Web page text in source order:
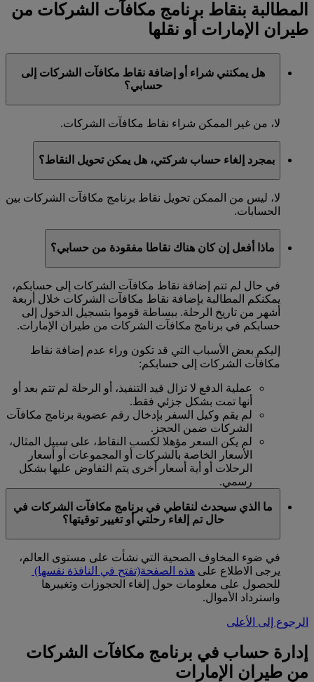
المطالبة بنقاط برنامج مكافآت الشركات من
طيران الإمارات أو نقلها
هل يمكنني شراء أو إضافة نقاط مكافآت الشركات إلى
حسابي؟
لا، من غير الممكن شراء نقاط مكافآت الشركات.
بمجرد إلغاء حساب شركتي، هل يمكن تحويل النقاط؟
لا، ليس من الممكن تحويل نقاط برنامج مكافآت الشركات بين
الحسابات.
ماذا أفعل إن كان هناك نقاطا مفقودة من حسابي؟
في حال لم تتم إضافة نقاط مكافآت الشركات إلى حسابكم،
يمكنكم المطالبة بإضافة نقاط مكافآت الشركات خلال أربعة
أشهر من تاريخ الرحلة. ببساطة قوموا بتسجيل الدخول إلى
حسابكم في برنامج مكافآت الشركات من طيران الإمارات.
إليكم بعض الأسباب التي قد تكون وراء عدم إضافة نقاط
مكافآت الشركات إلى حسابكم:
عملية الدفع لا تزال قيد التنفيذ، أو الرحلة لم تتم بعد أو
أنها تمت بشكل جزئي فقط.
لم يقم وكيل السفر بإدخال رقم عضوية برنامج مكافآت
الشركات ضمن الحجز.
لم يكن السعر مؤهلا لكسب النقاط، على سبيل المثال،
الأسعار الخاصة بالشركات أو المجموعات أو أسعار
الرحلات أو أية أسعار أخرى يتم التفاوض عليها بشكل
رسمي.
ما الذي سيحدث لنقاطي في برنامج مكافآت الشركات في
حال تم إلغاء رحلتي أو تغيير توقيتها؟
في ضوء المخاوف الصحية التي نشأت على مستوى العالم،
يرجى الاطلاع على هذه الصفحة(تفتح في النافذة نفسها)
للحصول على معلومات حول إلغاء الحجوزات وتغييرها
واسترداد الأموال.
الرجوع إلى الأعلى
إدارة حساب في برنامج مكافآت الشركات
من طيران الإمارات